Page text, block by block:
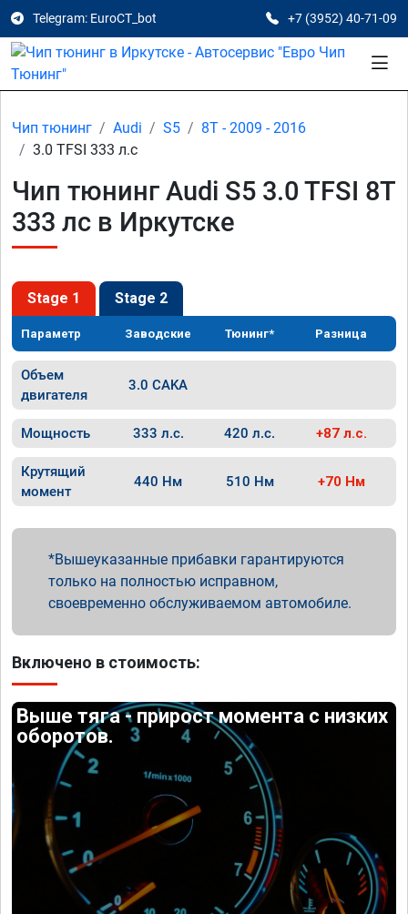
Telegram: EuroCT_bot +7 (3952) 40-71-09
Чип тюнинг Audi S5
8T - 2009 - 2016
3.0 TFSI 333 л.с
Чип тюнинг Audi S5 3.0 TFSI 8T
333 лс в Иркутске
Stage 1 Stage 2
Параметр Заводские Тюнинг* Разница
Объем
двигателя
3.0 CAKA
Мощность 333 л.с. 420 л.с. +87 л.с.
Крутящий
момент
440 Нм 510 Нм +70 Нм
Вышеуказанные прибавки гарантируются
только на полностью исправном,
своевременно обслуживаемом автомобиле.
Включено в стоимость:
Выше тяга - прирост момента с низких
оборотов.